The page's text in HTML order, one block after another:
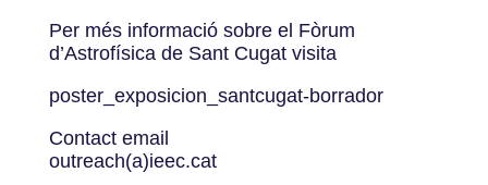
Per més informació sobre el Fòrum
d’Astrofísica de Sant Cugat visita
poster_exposicion_santcugat-borrador
Contact email
outreach(a)ieec.cat